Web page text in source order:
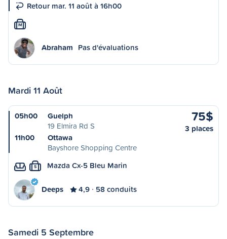
Retour mar. 11 août à 16h00
M
Abraham Pas d'évaluations
Mardi 11 Août
05h00
Guelph
19 Elmira Rd S
11h00
Ottawa
Bayshore Shopping Centre
75$
3 places
S Mazda Cx-5 Bleu Marin
Deeps 4,9 58 conduits
Samedi 5 Septembre